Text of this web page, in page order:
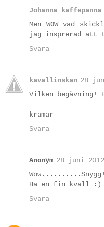
Johanna kaffepanna
Men WOW vad
jag insprerad att
Svara
kavallinskan 28
Vilken begåvning!
kramar
Svara
Anonym 28 juni
Wow..........Snygg!
Ha en fin kväll :)
Svara